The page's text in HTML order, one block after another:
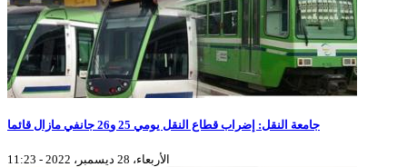
جامعة النقل: إضراب قطاع النقل يومي 25 و26 جانفي مازال قائما
الأربعاء، 28 ديسمبر، 2022 - 11:23